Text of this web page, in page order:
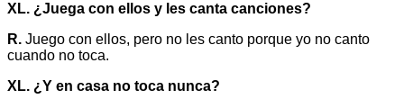
XL. ¿Juega con ellos y les canta canciones?
R. Juego con ellos, pero no les canto porque yo no canto
cuando no toca.
XL. ¿Y en casa no toca nunca?